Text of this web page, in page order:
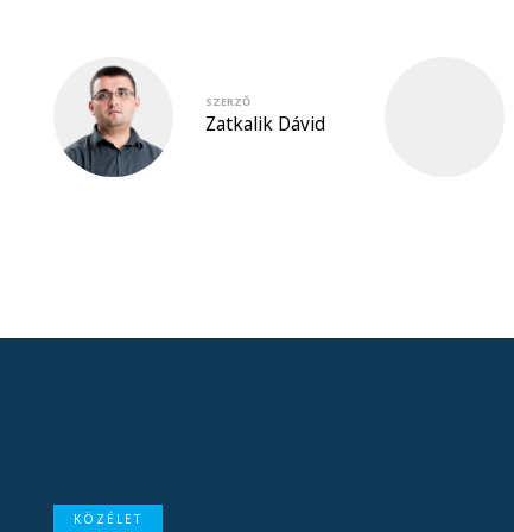
SZERZŐ
Zatkalik Dávid
KÖZÉLET